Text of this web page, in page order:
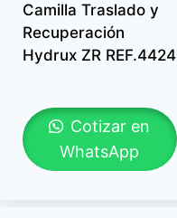
Camilla Traslado y
Recuperación
Hydrux ZR REF.4424
Cotizar en
WhatsApp